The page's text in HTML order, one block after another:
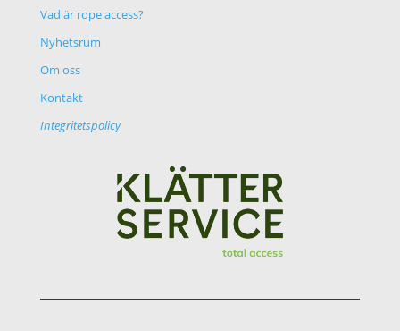
Vad är rope access?
Nyhetsrum
Om oss
Kontakt
Integritetspolicy